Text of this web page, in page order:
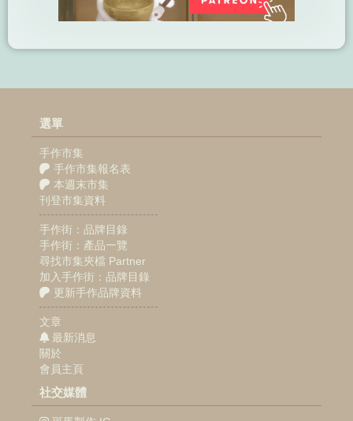
選單
手作市集
手作市集報名表
本週末市集
刊登市集資料
手作街：品牌目錄
手作街：產品一覽
尋找市集夾檔 Partner
加入手作街：品牌目錄
更新手作品牌資料
文章
最新消息
關於
會員主頁
社交媒體